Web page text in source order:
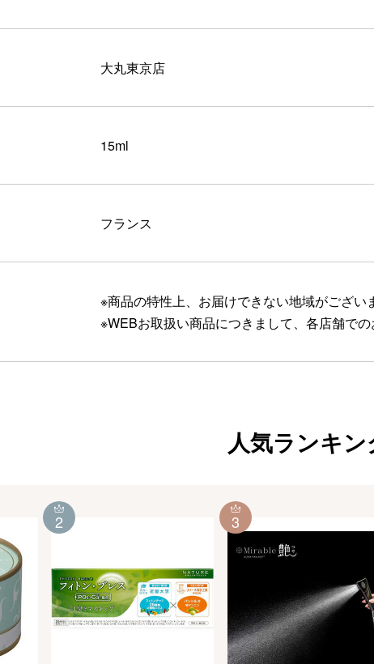
大丸東京店
15ml
フランス
※商品の特性上、お届けできない地域がござい
※WEBお取扱い商品につきまして、各店舗での
人気ランキン
2 3